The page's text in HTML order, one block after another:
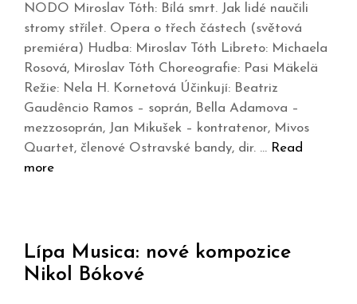
NODO Miroslav Tóth: Bílá smrt. Jak lidé naučili
stromy střílet. Opera o třech částech (světová
premiéra) Hudba: Miroslav Tóth Libreto: Michaela
Rosová, Miroslav Tóth Choreografie: Pasi Mäkelä
Režie: Nela H. Kornetová Účinkují: Beatriz
Gaudêncio Ramos – soprán, Bella Adamova –
mezzosoprán, Jan Mikušek – kontratenor, Mivos
Quartet, členové Ostravské bandy, dir. … Read
more
Lípa Musica: nové kompozice
Nikol Bókové